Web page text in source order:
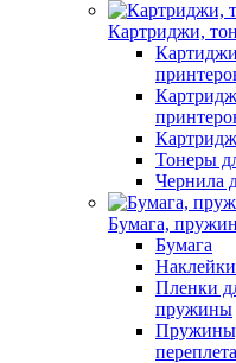
Картриджи,
Тонеры
Чернила
Бумага,
Бумага
Пленки
пружины
переплета